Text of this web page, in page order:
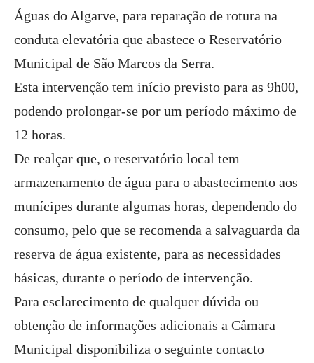
Águas do Algarve, para reparação de rotura na
conduta elevatória que abastece o Reservatório
Municipal de São Marcos da Serra.
Esta intervenção tem início previsto para as 9h00,
podendo prolongar-se por um período máximo de
12 horas.
De realçar que, o reservatório local tem
armazenamento de água para o abastecimento aos
munícipes durante algumas horas, dependendo do
consumo, pelo que se recomenda a salvaguarda da
reserva de água existente, para as necessidades
básicas, durante o período de intervenção.
Para esclarecimento de qualquer dúvida ou
obtenção de informações adicionais a Câmara
Municipal disponibiliza o seguinte contacto